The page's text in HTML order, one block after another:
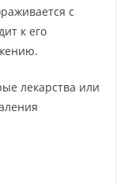
с
к его
лекарства или